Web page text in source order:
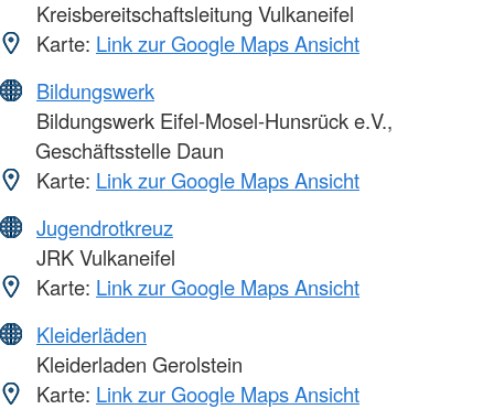
Kreisbereitschaftsleitung Vulkaneifel
Karte: Link zur Google Maps Ansicht
Bildungswerk
Bildungswerk Eifel-Mosel-Hunsrück e.V.,
Geschäftsstelle Daun
Karte: Link zur Google Maps Ansicht
Jugendrotkreuz
JRK Vulkaneifel
Karte: Link zur Google Maps Ansicht
Kleiderläden
Kleiderladen Gerolstein
Karte: Link zur Google Maps Ansicht